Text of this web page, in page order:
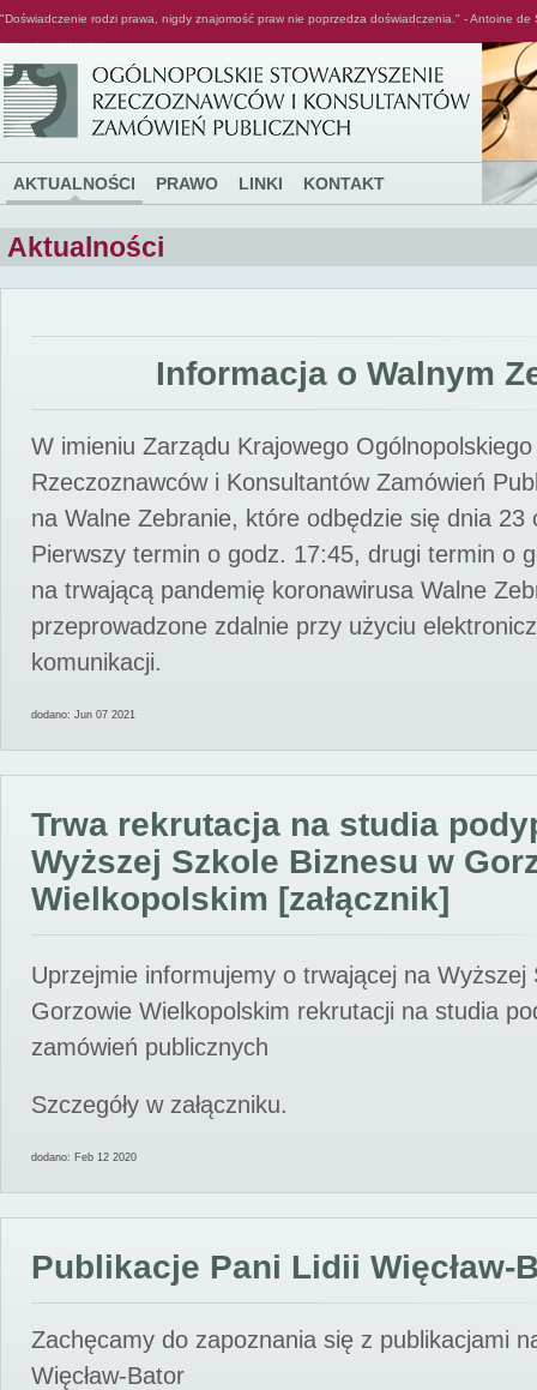
"Doświadczenie rodzi prawa, nigdy znajomość praw nie poprzedza doświadczenia." - Antoine de
AKTUALNOŚCI PRAWO LINKI KONTAKT
Aktualności
Informacja o Walnym
W imieniu Zarządu Krajowego
Rzeczoznawców i Konsultantów Zamówień
na Walne Zebranie, które odbędzie się dnia 23
Pierwszy termin o godz. 17:45, drugi termin o
na trwającą pandemię koronawirusa Walne
przeprowadzone zdalnie przy użyciu
komunikacji.
dodano: Jun 07 2021
Trwa rekrutacja na studia
Wyższej Szkole Biznesu w
Wielkopolskim [załącznik]
Uprzejmie informujemy o trwającej na Wyższej
Gorzowie Wielkopolskim rekrutacji na studia
zamówień publicznych
Szczegóły w załączniku.
dodano: Feb 12 2020
Publikacje Pani Lidii Więcław-
Zachęcamy do zapoznania się z publikacjami
Więcław-Bator